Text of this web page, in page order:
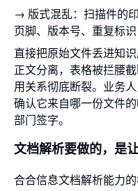
→ 版式混乱：扫描件的
页脚、版本号、重复标
直接把原始文件丢进知
正文分离，表格被拦腰
用关系彻底断裂。业务
确认它来自哪一份文件
部门签字。
文档解析要做的，是
合合信息文档解析能力